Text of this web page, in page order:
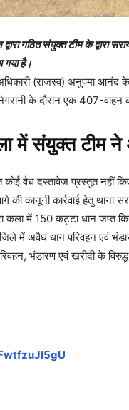
गठित संयुक्त टीम के द्वारा
गया है।
(राजस्व) अनुपमा आनंद के
के दौरान एक 407-
में संयुक्त टीम
कोई वैध दस्तावेज प्रस्तुत
कानूनी कार्रवाई हेतु थाना
कला में 150 कट्टा धान जप्त
में अवैध धान परिवहन एवं
भंडारण एवं खरीदी के